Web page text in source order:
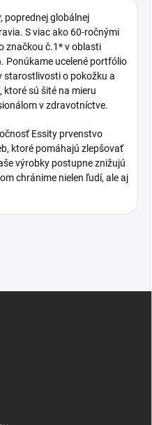
poprednej globálnej
S viac ako 60-ročnými
značkou č.1* v oblasti
Ponúkame ucelené portfólio
starostlivosti o pokožku a
sú šité na mieru
v zdravotníctve.
Essity prvenstvo
ktoré pomáhajú zlepšovať
výrobky postupne znižujú
chránime nielen ľudí, ale aj